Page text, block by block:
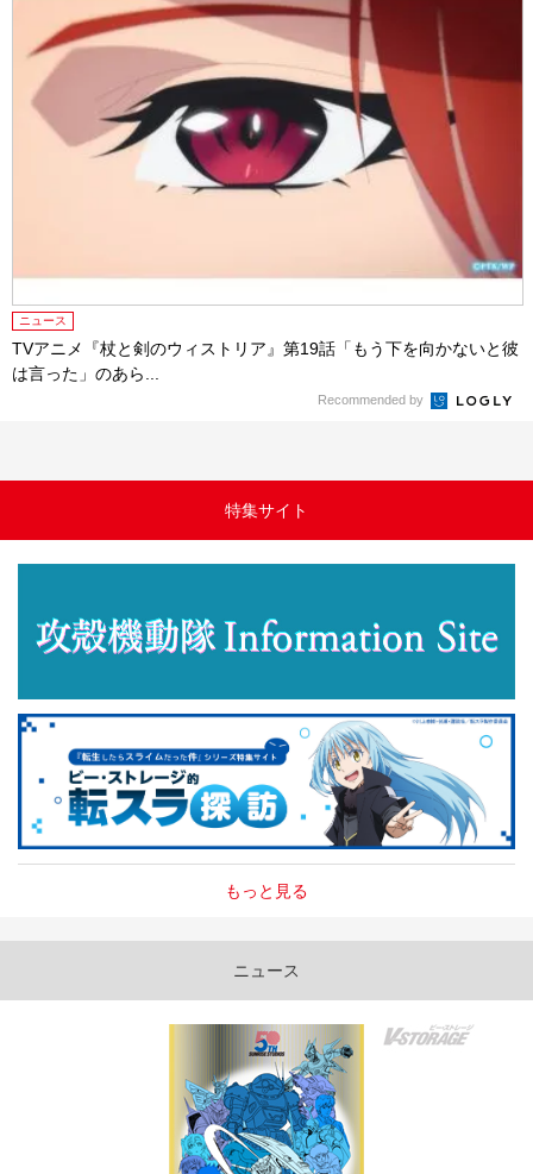
ニュース
TVアニメ『杖と剣のウィストリア』第19話「もう下を向かないと彼
は言った」のあら...
Recommended by
特集サイト
もっと見る
ニュース